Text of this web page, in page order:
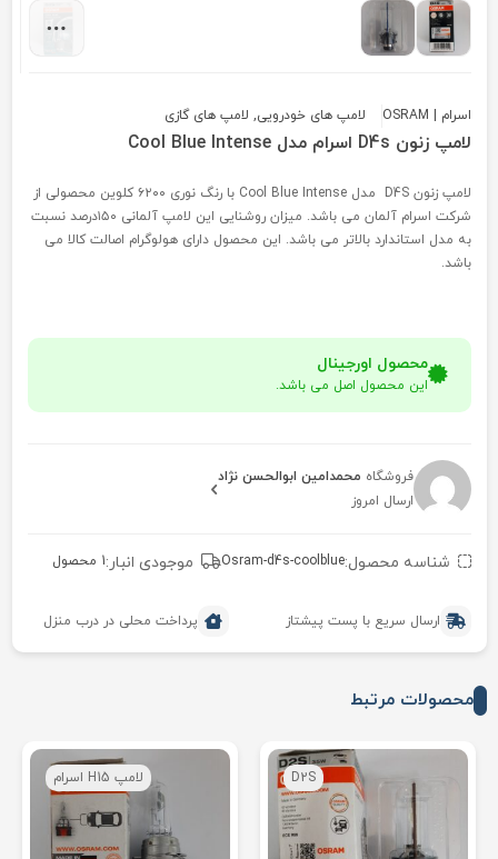
اسرام | OSRAM لامپ های خودرویی, لامپ های گازی
لامپ زنون D4s اسرام مدل Cool Blue Intense
لامپ زنون D4S مدل Cool Blue Intense با رنگ نوری ۶۲۰۰ کلوین محصولی از
شرکت اسرام آلمان می باشد. میزان روشنایی این لامپ آلمانی ۱۵۰درصد نسبت
به مدل استاندارد بالاتر می باشد. این محصول دارای هولوگرام اصالت کالا می
باشد.
محصول اورجینال
این محصول اصل می باشد.
فروشگاه محمدامین ابوالحسن نژاد
ارسال امروز
شناسه محصول:Osram-d4s-coolblue موجودی انبار:1 محصول
ارسال سریع با پست پیشتاز پرداخت محلی در درب منزل
محصولات مرتبط
D2S لامپ H15 اسرام